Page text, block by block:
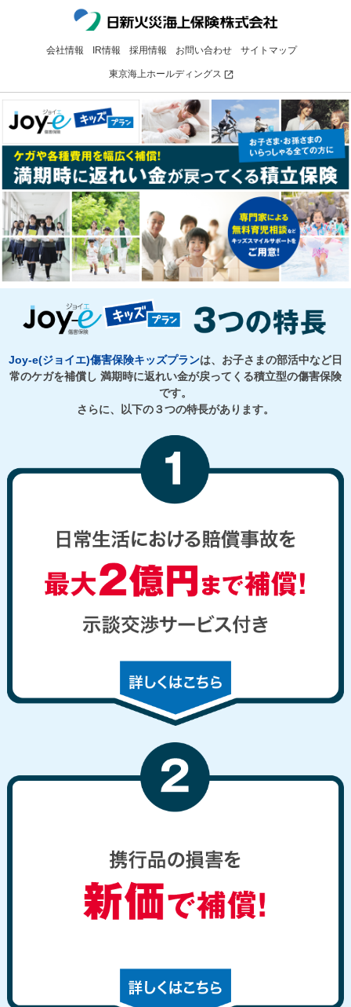
会社情報 IR情報 採用情報 お問い合わせ サイトマップ
東京海上ホールディングス
Joy-e(ジョイエ)傷害保険キッズプランは、お子さまの部活中など日
常のケガを補償し 満期時に返れい金が戻ってくる積立型の傷害保険
です。
さらに、以下の３つの特長があります。